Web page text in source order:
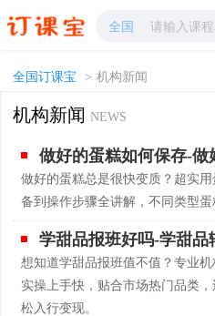
学校新闻网-招生简章-学费-报考条件-
全国
全国订课宝 > 机构新闻
机构新闻NEWS
做好的蛋糕如何保存-做
做好的蛋糕总是很快变质？超实
备到操作步骤全讲解，不同类型蛋
学甜品报班好吗-学甜品
想知道学甜品报班值不值？专业
实操上手快，贴合市场热门品类
松入行变现。